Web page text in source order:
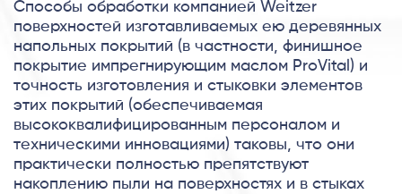
Способы обработки компанией Weitzer
поверхностей изготавливаемых ею деревянных
напольных покрытий (в частности, финишное
покрытие импрегнирующим маслом ProVital) и
точность изготовления и стыковки элементов
этих покрытий (обеспечиваемая
высококвалифицированным персоналом и
техническими инновациями) таковы, что они
практически полностью препятствуют
накоплению пыли на поверхностях и в стыках